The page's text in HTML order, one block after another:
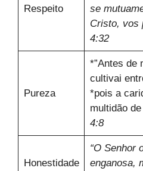
Respeito
se
Cristo, vos
4:32
Pureza
*”Antes de
cultivai
*pois a
multidão
4:8
Honestidade
“O Senhor
enganosa,